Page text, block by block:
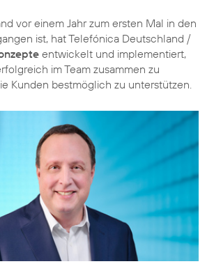
vor einem Jahr zum ersten Mal in den
ist, hat Telefónica Deutschland /
entwickelt und implementiert,
im Team zusammen zu
Kunden bestmöglich zu unterstützen.